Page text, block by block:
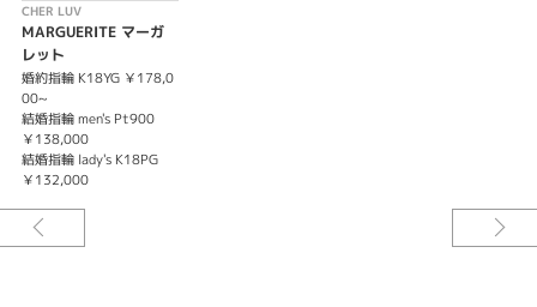
CHER LUV
MARGUERITE マーガ
レット
婚約指輪 K18YG ￥178,0
00~
結婚指輪 men's Pt900
￥138,000
結婚指輪 lady's K18PG
￥132,000